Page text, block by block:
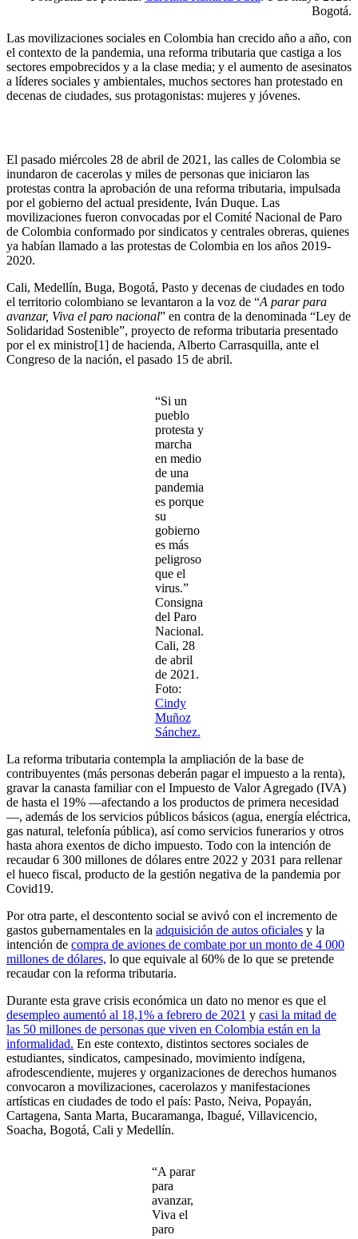
Bogotá.
Las movilizaciones sociales en Colombia han crecido año a año, con
el contexto de la pandemia, una reforma tributaria que castiga a los
sectores empobrecidos y a la clase media; y el aumento de asesinatos
a líderes sociales y ambientales, muchos sectores han protestado en
decenas de ciudades, sus protagonistas: mujeres y jóvenes.
El pasado miércoles 28 de abril de 2021, las calles de Colombia se
inundaron de cacerolas y miles de personas que iniciaron las
protestas contra la aprobación de una reforma tributaria, impulsada
por el gobierno del actual presidente, Iván Duque. Las
movilizaciones fueron convocadas por el Comité Nacional de Paro
de Colombia conformado por sindicatos y centrales obreras, quienes
ya habían llamado a las protestas de Colombia en los años 2019-
2020.
Cali, Medellín, Buga, Bogotá, Pasto y decenas de ciudades en todo
el territorio colombiano se levantaron a la voz de “A parar para
avanzar, Viva el paro nacional” en contra de la denominada “Ley de
Solidaridad Sostenible”, proyecto de reforma tributaria presentado
por el ex ministro[1] de hacienda, Alberto Carrasquilla, ante el
Congreso de la nación, el pasado 15 de abril.
“Si un
pueblo
protesta y
marcha
en medio
de una
pandemia
es porque
su
gobierno
es más
peligroso
que el
virus.”
Consigna
del Paro
Nacional.
Cali, 28
de abril
de 2021.
Foto:
Cindy
Muñoz
Sánchez.
La reforma tributaria contempla la ampliación de la base de
contribuyentes (más personas deberán pagar el impuesto a la renta),
gravar la canasta familiar con el Impuesto de Valor Agregado (IVA)
de hasta el 19% —afectando a los productos de primera necesidad
—, además de los servicios públicos básicos (agua, energía eléctrica,
gas natural, telefonía pública), así como servicios funerarios y otros
hasta ahora exentos de dicho impuesto. Todo con la intención de
recaudar 6 300 millones de dólares entre 2022 y 2031 para rellenar
el hueco fiscal, producto de la gestión negativa de la pandemia por
Covid19.
Por otra parte, el descontento social se avivó con el incremento de
gastos gubernamentales en la adquisición de autos oficiales y la
intención de compra de aviones de combate por un monto de 4 000
millones de dólares, lo que equivale al 60% de lo que se pretende
recaudar con la reforma tributaria.
Durante esta grave crisis económica un dato no menor es que el
desempleo aumentó al 18,1% a febrero de 2021 y casi la mitad de
las 50 millones de personas que viven en Colombia están en la
informalidad. En este contexto, distintos sectores sociales de
estudiantes, sindicatos, campesinado, movimiento indígena,
afrodescendiente, mujeres y organizaciones de derechos humanos
convocaron a movilizaciones, cacerolazos y manifestaciones
artísticas en ciudades de todo el país: Pasto, Neiva, Popayán,
Cartagena, Santa Marta, Bucaramanga, Ibagué, Villavicencio,
Soacha, Bogotá, Cali y Medellín.
“A parar
para
avanzar,
Viva el
paro